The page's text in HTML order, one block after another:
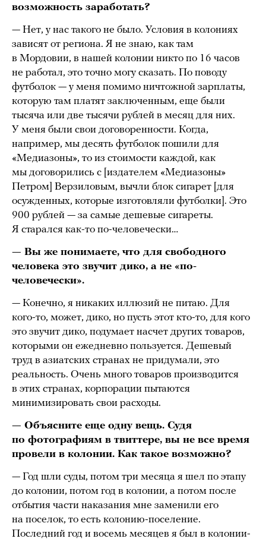
возможность заработать?
— Нет, у нас такого не было. Условия в колониях
зависят от региона. Я не знаю, как там
в Мордовии, в нашей колонии никто по 16 часов
не работал, это точно могу сказать. По поводу
футболок — у меня помимо ничтожной зарплаты,
которую там платят заключенным, еще были
тысяча или две тысячи рублей в месяц для них.
У меня были свои договоренности. Когда,
например, мы десять футболок пошили для
«Медиазоны», то из стоимости каждой, как
мы договорились с [издателем «Медиазоны»
Петром] Верзиловым, вычли блок сигарет [для
осужденных, которые изготовляли футболки]. Это
900 рублей — за самые дешевые сигареты.
Я старался как-то по-человечески…
— Вы же понимаете, что для свободного
человека это звучит дико, а не «по-
человечески».
— Конечно, я никаких иллюзий не питаю. Для
кого-то, может, дико, но пусть этот кто-то, для кого
это звучит дико, подумает насчет других товаров,
которыми он ежедневно пользуется. Дешевый
труд в азиатских странах не придумали, это
реальность. Очень много товаров производится
в этих странах, корпорации пытаются
минимизировать свои расходы.
— Объясните еще одну вещь. Судя
по фотографиям в твиттере, вы не все время
провели в колонии. Как такое возможно?
— Год шли суды, потом три месяца я шел по этапу
до колонии, потом год в колонии, а потом после
отбытия части наказания мне заменили его
на поселок, то есть колонию-поселение.
Последний год и восемь месяцев я был в колонии-